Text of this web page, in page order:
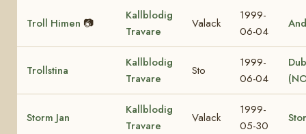
Troll Himen 📷
Kallblodig
Travare
Valack
1999-
06-04
Trollstina
Kallblodig
Travare
Sto
1999-
06-04
Storm Jan
Kallblodig
Travare
Valack
1999-
05-30